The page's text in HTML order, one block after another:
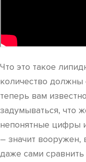
Что это такое
количество должны
теперь вам
задумываться, что
непонятные цифры
– значит
даже сами